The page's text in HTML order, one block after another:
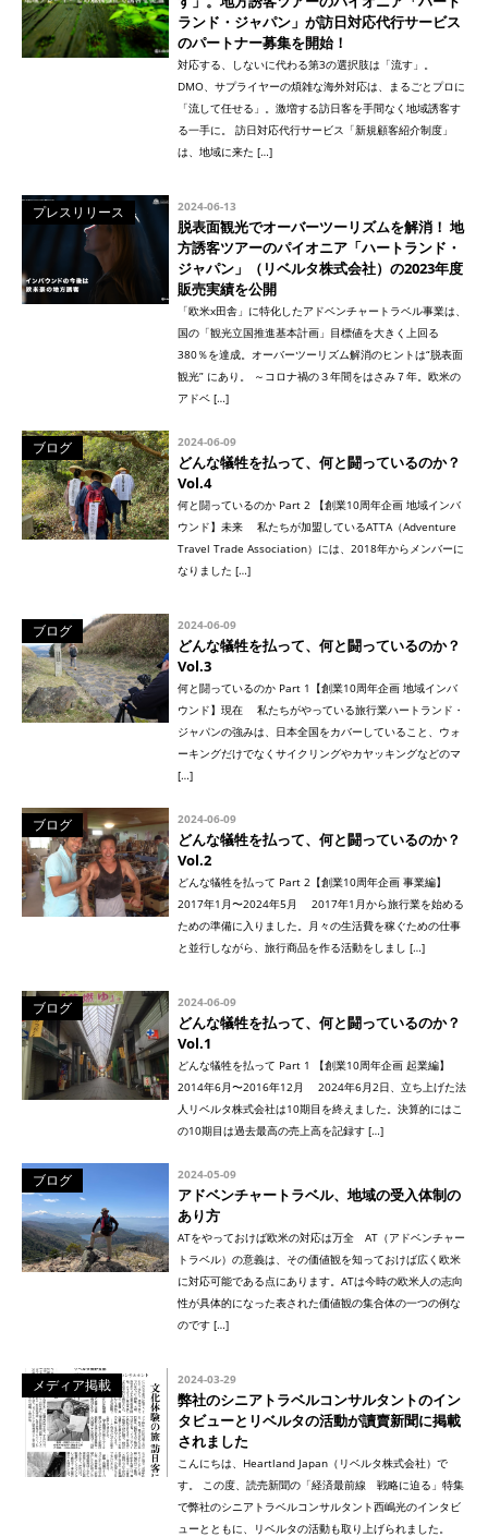
ランド・ジャパン」が訪日対応代行サービス
のパートナー募集を開始！
対応する、しないに代わる第3の選択肢は「流す」。
DMO、サプライヤーの煩雑な海外対応は、まるごとプロに
「流して任せる」。激増する訪日客を手間なく地域誘客す
る一手に。 訪日対応代行サービス「新規顧客紹介制度」
は、地域に来た […]
プレスリリース 2024-06-13
脱表面観光でオーバーツーリズムを解消！ 地
方誘客ツアーのパイオニア「ハートランド・
ジャパン」（リベルタ株式会社）の2023年度
販売実績を公開
「欧米x田舎」に特化したアドベンチャートラベル事業は、
国の「観光立国推進基本計画」目標値を大きく上回る
380％を達成。オーバーツーリズム解消のヒントは“脱表面
観光” にあり。 ～コロナ禍の３年間をはさみ７年。欧米の
アドベ […]
ブログ 2024-06-09
どんな犠牲を払って、何と闘っているのか？
Vol.4
何と闘っているのか Part 2 【創業10周年企画 地域インバ
ウンド】未来 私たちが加盟しているATTA（Adventure
Travel Trade Association）には、2018年からメンバーに
なりました […]
ブログ 2024-06-09
どんな犠牲を払って、何と闘っているのか？
Vol.3
何と闘っているのか Part 1【創業10周年企画 地域インバ
ウンド】現在 私たちがやっている旅行業ハートランド・
ジャパンの強みは、日本全国をカバーしていること、ウォ
ーキングだけでなくサイクリングやカヤッキングなどのマ
[…]
ブログ 2024-06-09
どんな犠牲を払って、何と闘っているのか？
Vol.2
どんな犠牲を払って Part 2【創業10周年企画 事業編】
2017年1月〜2024年5月 2017年1月から旅行業を始める
ための準備に入りました。月々の生活費を稼ぐための仕事
と並行しながら、旅行商品を作る活動をしまし […]
ブログ 2024-06-09
どんな犠牲を払って、何と闘っているのか？
Vol.1
どんな犠牲を払って Part 1 【創業10周年企画 起業編】
2014年6月〜2016年12月 2024年6月2日、立ち上げた法
人リベルタ株式会社は10期目を終えました。決算的にはこ
の10期目は過去最高の売上高を記録す […]
ブログ 2024-05-09
アドベンチャートラベル、地域の受入体制の
あり方
ATをやっておけば欧米の対応は万全 AT（アドベンチャー
トラベル）の意義は、その価値観を知っておけば広く欧米
に対応可能である点にあります。ATは今時の欧米人の志向
性が具体的になった表された価値観の集合体の一つの例な
のです […]
メディア掲載 2024-03-29
弊社のシニアトラベルコンサルタントのイン
タビューとリベルタの活動が讀賣新聞に掲載
されました
こんにちは、Heartland Japan（リベルタ株式会社）で
す。 この度、読売新聞の「経済最前線 戦略に迫る」特集
で弊社のシニアトラベルコンサルタント西嶋光のインタビ
ューとともに、リベルタの活動も取り上げられました。